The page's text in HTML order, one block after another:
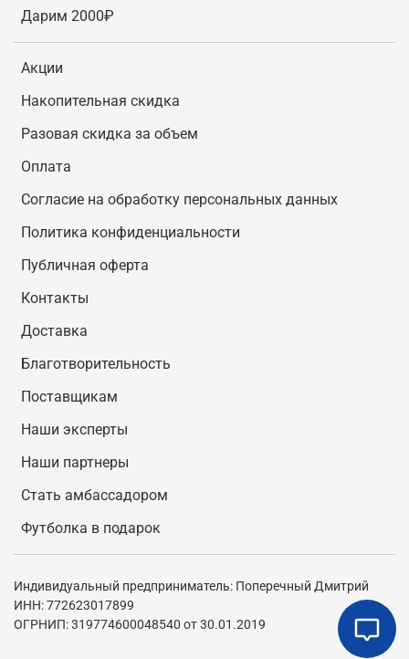
Дарим 2000₽
Акции
Накопительная скидка
Разовая скидка за объем
Оплата
Согласие на обработку персональных данных
Политика конфиденциальности
Публичная оферта
Контакты
Доставка
Благотворительность
Поставщикам
Наши эксперты
Наши партнеры
Стать амбассадором
Футболка в подарок
Индивидуальный предприниматель: Поперечный Дмитрий
ИНН: 772623017899
ОГРНИП: 319774600048540 от 30.01.2019